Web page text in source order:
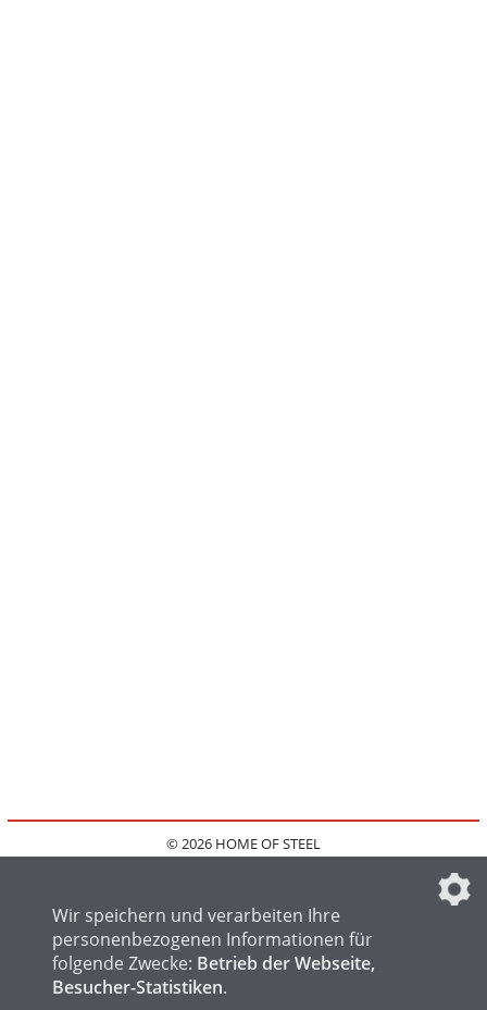
© 2026 HOME OF STEEL
IMPRESSUM
FAQ
DATENSCHUTZEINSTELLUNGEN
Wir speichern und verarbeiten Ihre
personenbezogenen Informationen für
folgende Zwecke: Betrieb der Webseite,
Besucher-Statistiken.